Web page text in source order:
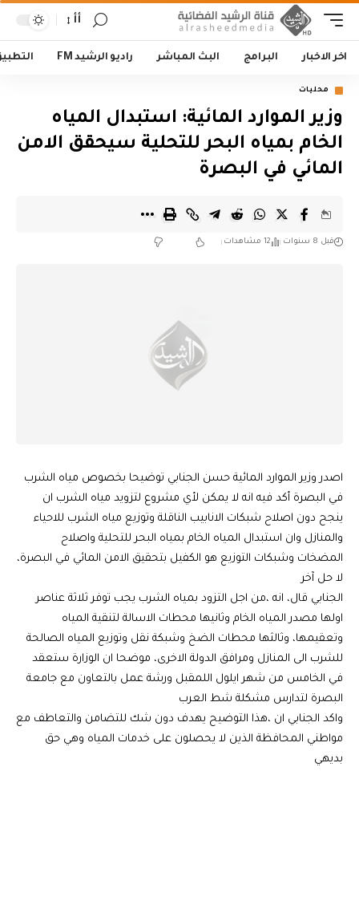
أأ
اخر الاخبار البرامج البث المباشر راديو الرشيد FM
محليات
وزير الموارد المائية: استبدال المياه
الخام بمياه البحر للتحلية سيحقق الامن
المائي في البصرة
قبل 8 سنوات 12 مشاهدات
اصدر وزير الموارد المائية حسن الجنابي توضيحا بخصوص مياه الشرب
في البصرة أكد فيه انه لا يمكن لأي مشروع لتزويد مياه الشرب ان
ينجح دون اصلاح شبكات الانابيب الناقلة وتوزيع مياه الشرب للاحياء
والمنازل وان استبدال المياه الخام بمياه البحر للتحلية واصلاح
المضخات وشبكات التوزيع هو الكفيل بتحقيق الامن المائي في البصرة،
لا حل آخر
الجنابي قال، انه ،من اجل التزود بمياه الشرب يجب توفر ثلاثة عناصر
اولها مصدر المياه الخام وثانيها محطات الاسالة لتنقية المياه
وتعقيمها، وثالثها محطات الضخ وشبكة نقل وتوزيع المياه الصالحة
للشرب الى المنازل ومرافق الدولة الاخرى، موضحا ان الوزارة ستعقد
في الخامس من شهر ايلول اللمقبل ورشة عمل بالتعاون مع جامعة
البصرة لتدارس مشكلة شط العرب
واكد الجنابي ان ،هذا التوضيح يهدف دون شك للتضامن والتعاطف مع
مواطني المحافظة الذين لا يحصلون على خدمات المياه وهي حق
بديهي